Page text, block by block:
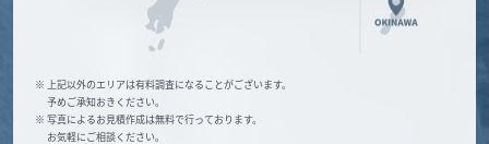
※ 上記以外のエリアは有料調査になることがございます。
予めご承知おきください。
※ 写真によるお見積作成は無料で行っております。
お気軽にご相談ください。